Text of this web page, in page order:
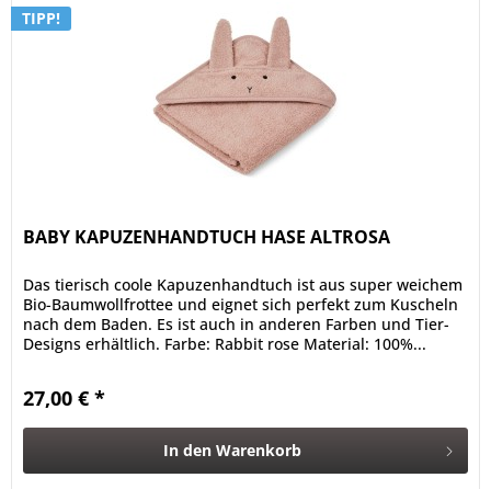
TIPP!
BABY KAPUZENHANDTUCH HASE ALTROSA
Das tierisch coole Kapuzenhandtuch ist aus super weichem
Bio-Baumwollfrottee und eignet sich perfekt zum Kuscheln
nach dem Baden. Es ist auch in anderen Farben und Tier-
Designs erhältlich. Farbe: Rabbit rose Material: 100%...
27,00 € *
In den Warenkorb